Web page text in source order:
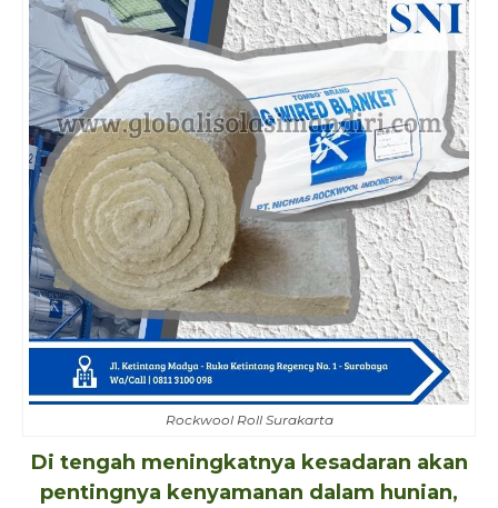
Rockwool Roll Surakarta
Di tengah meningkatnya kesadaran akan
pentingnya kenyamanan dalam hunian,